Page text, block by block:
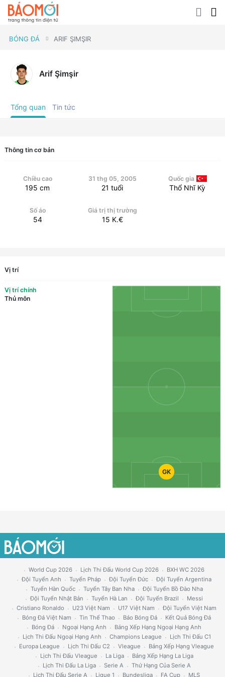
BÓNG ĐÁ ARIF ŞIMŞIR
Arif Şimşir
Tổng quan Tin tức
Thông tin cơ bản
Chiều cao
195 cm
31 thg 05, 2005
21 tuổi
Quốc gia
Thổ Nhĩ Kỳ
Số áo
54
Giá trị thị trường
15 K.€
Vị trí
Vị trí chính
Thủ môn
GK
World Cup 2026 Lịch Thi Đấu World Cup 2026
BXH WC 2026
Đội Tuyển Anh
Tuyển Pháp Đội Tuyển Đức
Đội Tuyển Argentina
Tuyển Hàn Quốc
Tuyển Tây Ban Nha
Đội Tuyển Bồ Đào Nha
Đội Tuyển Nhật Bản
Tuyển Hà Lan Đội Tuyển Brazil
Messi
Cristiano Ronaldo
U23 Việt Nam U17 Việt Nam
Đội Tuyển Việt Nam
Bóng Đá Việt Nam
Tin Thể Thao Báo Bóng Đá
Kết Quả Bóng Đá
Bóng Đá
Ngoại Hạng Anh
Bảng Xếp Hạng Ngoại Hạng Anh
Lịch Thi Đấu Ngoại Hạng Anh
Champions League
Lịch Thi Đấu C1
Europa League
Lịch Thi Đấu C2 Vleague
Bảng Xếp Hạng Vleague
Lịch Thi Đấu Vleague
La Liga
Bảng Xếp Hạng La Liga
Lịch Thi Đấu La Liga
Serie A
Thứ Hạng Của Serie A
Lịch Thi Đấu Serie A
Ligue 1 Bundesliga FA Cup MLS